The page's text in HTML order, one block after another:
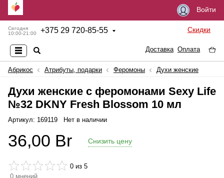
Войти
Сегодня
10:00-21:00
+375 29 720-85-55 Скидки
Доставка Оплата
Абрикос Атрибуты, подарки Феромоны Духи женские
Духи женские с феромонами Sexy Life
№32 DKNY Fresh Blossom 10 мл
Артикул: 169119 Нет в наличии
36,00 Br Снизить цену
0 из 5
0 мнений